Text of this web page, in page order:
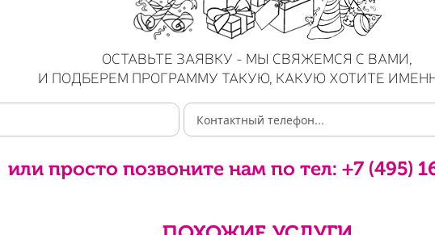
ОСТАВЬТЕ ЗАЯВКУ - МЫ СВЯЖЕМСЯ С ВАМИ,
И ПОДБЕРЕМ ПРОГРАММУ ТАКУЮ, КАКУЮ ХОТИТЕ
или просто позвоните нам по тел: +7 (495)